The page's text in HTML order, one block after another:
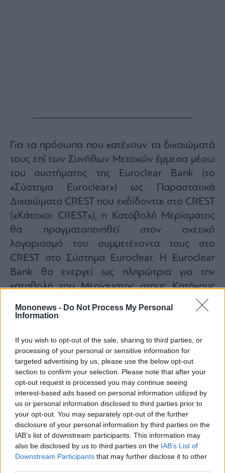
Mononews - Do Not Process My Personal
Information
If you wish to opt-out of the sale, sharing to third parties, or
processing of your personal or sensitive information for
targeted advertising by us, please use the below opt-out
section to confirm your selection. Please note that after your
opt-out request is processed you may continue seeing
interest-based ads based on personal information utilized by
us or personal information disclosed to third parties prior to
your opt-out. You may separately opt-out of the further
disclosure of your personal information by third parties on the
IAB’s list of downstream participants. This information may
also be disclosed by us to third parties on the IAB’s List of
Downstream Participants that may further disclose it to other
Για τα πρόσωπα που κατέχουν τα δικαιώματά
τους επί των Συνήθων Μετοχών έμμεσα μέσω
του συστήματος της Euroclear Bank (το
«Σύστημα Euroclear») ως Παραστατικά
Δικαιώματα CREST που εκδίδονται στo CREST
(«Κάτοχοι CREST»), η Καταβολή Μερίσματος
θα πραγματοποιηθεί στον σχετικό
λογαριασμό του συμμετέχοντα τους στο
CREST στο Σύστημα Euroclear. Η Euroclear
Bank θα ενεργεί ως πληρώτρια για την
καταβολή του Μερίσματος στους Κατόχους
Για τα πρόσωπα που κατέχουν τα δικαιώματά
Συστήματος Euroclear, εξαιρουμένων των
Κατόχων CREST, η Καταβολή Μερίσματος θα
πραγματοποιηθεί στον λογαριασμό του
αντίστοιχου συμμετέχοντα τους στην
Euroclear Bank στο Σύστημα Euroclear (ο
«Συμμετέχων EB»).
Η Euroclear Bank θα ενεργεί ως πληρώτρια
για την καταβολή του Μερίσματος στους
Συμμετέχοντες EB.
Για τα πρόσωπα που κατέχουν τα δικαιώματά